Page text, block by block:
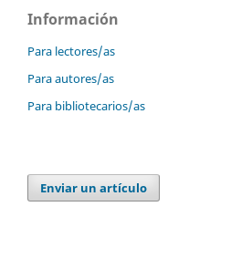
Información
Para lectores/as
Para autores/as
Para bibliotecarios/as
Enviar un artículo